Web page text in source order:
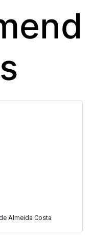
Almeida Costa